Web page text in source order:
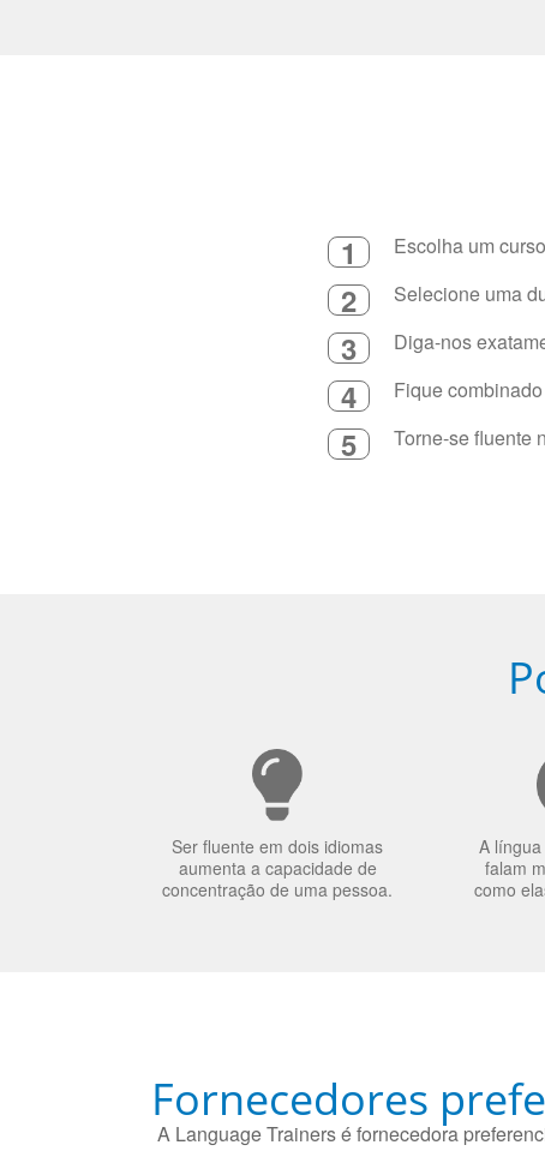
1 Escolha um
2 Selecione uma
3 Diga-nos
4 Fique
5 Torne-se fluente
Ser fluente em dois idiomas
aumenta a capacidade de
concentração de uma pessoa.
A
falam
como
Fornecedores
A Language Trainers é fornecedora